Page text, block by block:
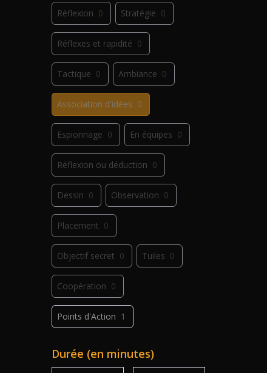
Réflexion 0 Stratégie 0
Réflexes et rapidité 0
Tactique 0 Ambiance 0
Association d'idées 0
Espionnage 0 En équipes 0
Réflexion ou déduction 0
Dessin 0 Observation 0
Placement 0
Objectif secret 0 Tuiles 0
Coopération 0
Points d'Action 1
Déplacement 0
Durée (en minutes)